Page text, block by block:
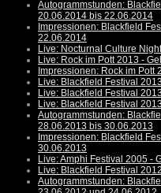
Autogrammstunden:
20.06.2014 bis 22.06.2014
Impressionen: Blackfield
22.06.2014
Live: Nocturnal Culture
Live: Rock im Pott 2013 -
Impressionen: Rock im Pott
Live: Blackfield Festival
Live: Blackfield Festival
Live: Blackfield Festival
Autogrammstunden:
28.06.2013 bis 30.06.2013
Impressionen: Blackfield
30.06.2013
Live: Amphi Festival 2005 -
Live: Blackfield Festival
Autogrammstunden: